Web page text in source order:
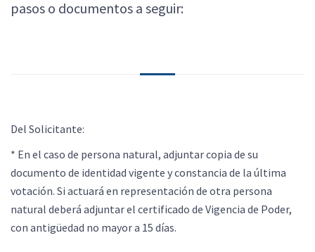
pasos o documentos a seguir:
Del Solicitante:
* En el caso de persona natural, adjuntar copia de su
documento de identidad vigente y constancia de la última
votación. Si actuará en representación de otra persona
natural deberá adjuntar el certificado de Vigencia de Poder,
con antigüedad no mayor a 15 días.